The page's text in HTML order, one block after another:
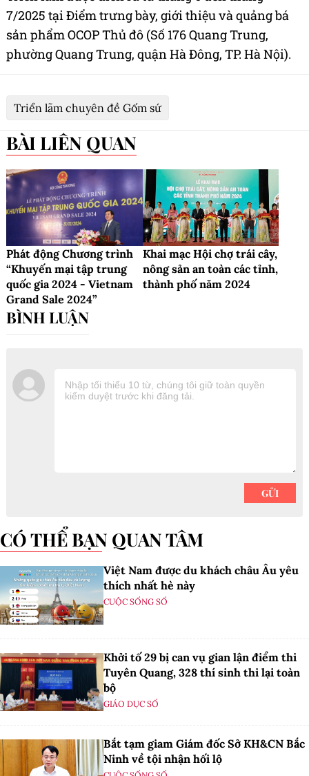
7/2025 tại Điểm trưng bày, giới thiệu và quảng bá
sản phẩm OCOP Thủ đô (Số 176 Quang Trung,
phường Quang Trung, quận Hà Đông, TP. Hà Nội).
Triển lãm chuyên đề Gốm sứ
BÀI LIÊN QUAN
Phát động Chương trình
“Khuyến mại tập trung
quốc gia 2024 - Vietnam
Grand Sale 2024”
Khai mạc Hội chợ trái cây,
nông sản an toàn các tỉnh,
thành phố năm 2024
CÓ THỂ BẠN QUAN TÂM
Việt Nam được du khách châu Âu yêu
thích nhất hè này
CUỘC SỐNG SỐ
Khởi tố 29 bị can vụ gian lận điểm thi
Tuyên Quang, 328 thí sinh thi lại toàn
bộ
GIÁO DỤC SỐ
Bắt tạm giam Giám đốc Sở KH&CN Bắc
Ninh về tội nhận hối lộ